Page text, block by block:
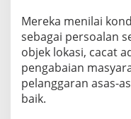
Mereka menilai
sebagai persoalan
objek lokasi, cacat
pengabaian
pelanggaran asas-
baik.